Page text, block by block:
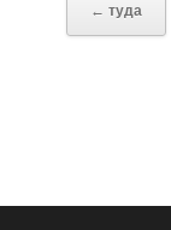
← туда